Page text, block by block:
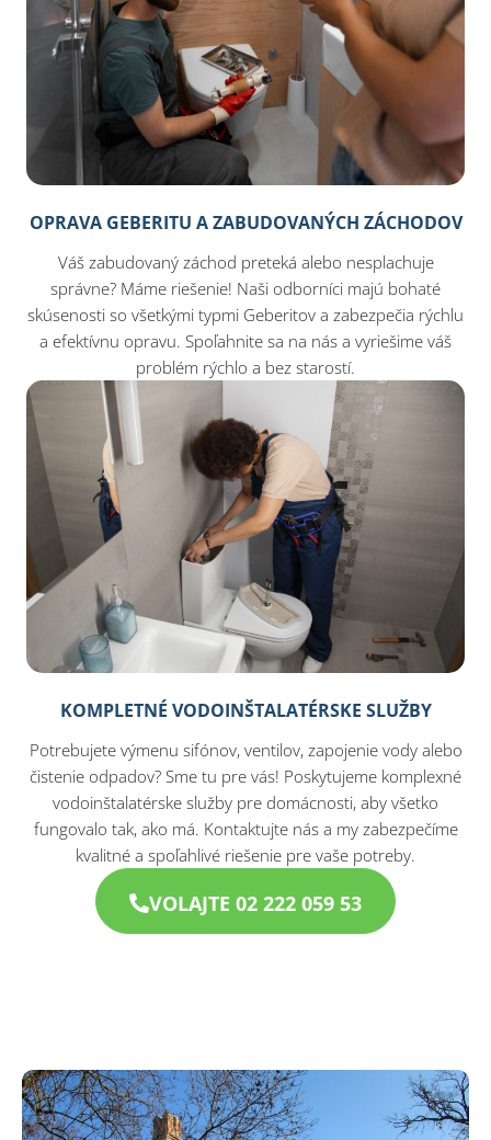
OPRAVA GEBERITU A ZABUDOVANÝCH ZÁCHODOV
Váš zabudovaný záchod preteká alebo nesplachuje
správne? Máme riešenie! Naši odborníci majú bohaté
skúsenosti so všetkými typmi Geberitov a zabezpečia rýchlu
a efektívnu opravu. Spoľahnite sa na nás a vyriešime váš
problém rýchlo a bez starostí.
KOMPLETNÉ VODOINŠTALATÉRSKE SLUŽBY
Potrebujete výmenu sifónov, ventilov, zapojenie vody alebo
čistenie odpadov? Sme tu pre vás! Poskytujeme komplexné
vodoinštalatérske služby pre domácnosti, aby všetko
fungovalo tak, ako má. Kontaktujte nás a my zabezpečíme
kvalitné a spoľahlivé riešenie pre vaše potreby.
VOLAJTE 02 222 059 53